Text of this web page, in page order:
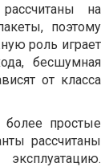
на
поэтому
роль играет
бесшумная
от класса
простые
рассчитаны